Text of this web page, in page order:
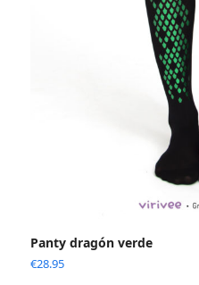
Panty dragón verde
€28.95